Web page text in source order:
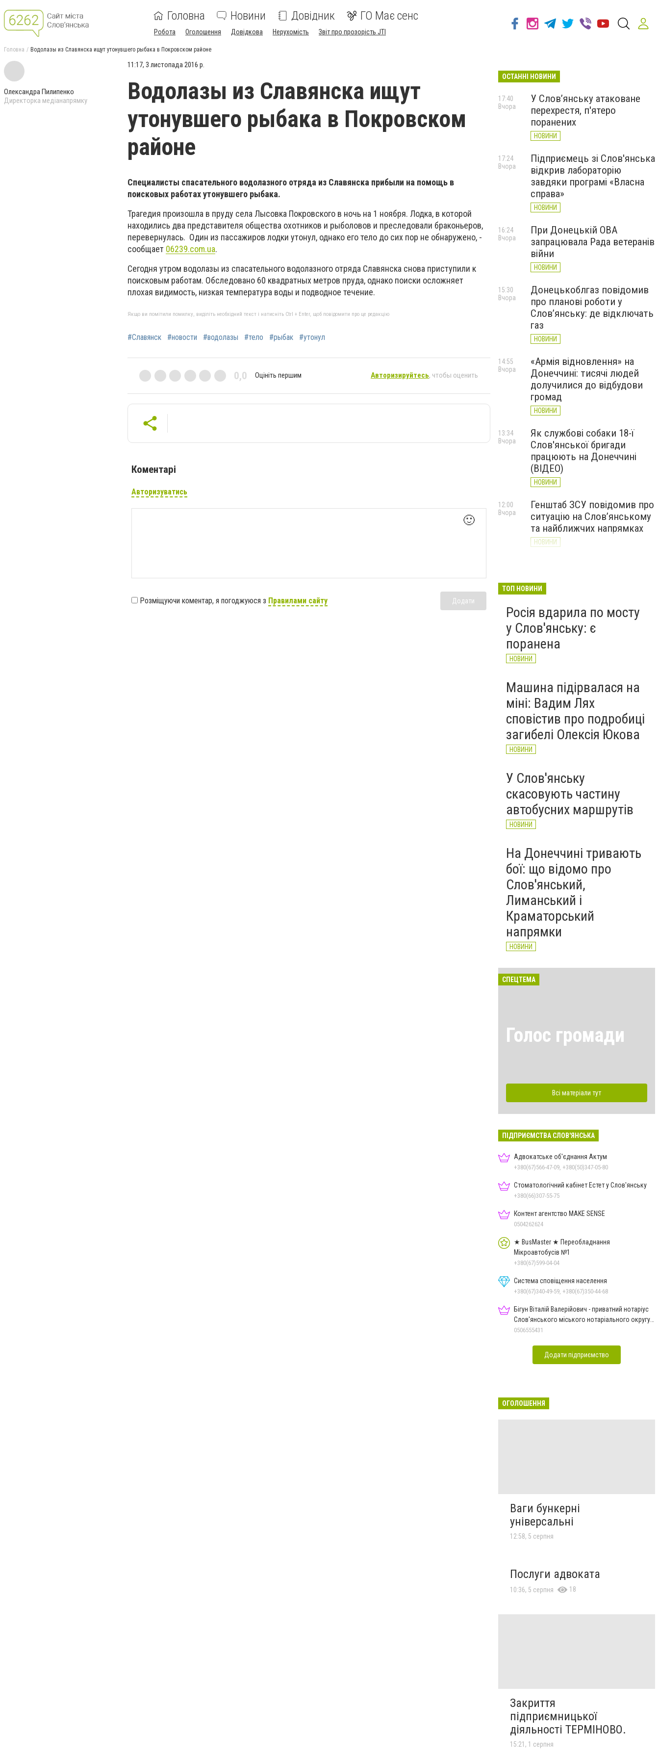
Головна Новини Довідник ГО Має сенс
Робота Оголошення Довідкова Нерухомість Звіт про прозорість JTI
Головна Водолазы из Славянска ищут утонувшего рыбака в Покровском районе
Олександра Пилипенко
Директорка медіанапрямку
11:17, 3 листопада 2016 р.
Водолазы из Славянска ищут
утонувшего рыбака в Покровском
районе
Специалисты спасательного водолазного отряда из Славянска прибыли на помощь в
поисковых работах утонувшего рыбака.
Трагедия произошла в пруду села Лысовка Покровского в ночь на 1 ноября. Лодка, в которой
находились два представителя общества охотников и рыболовов и преследовали браконьеров,
перевернулась. Один из пассажиров лодки утонул, однако его тело до сих пор не обнаружено, -
сообщает 06239.com.ua.
Сегодня утром водолазы из спасательного водолазного отряда Славянска снова приступили к
поисковым работам. Обследовано 60 квадратных метров пруда, однако поиски осложняет
плохая видимость, низкая температура воды и подводное течение.
Якщо ви помітили помилку, виділіть необхідний текст і натисніть Ctrl + Enter, щоб повідомити про це редакцію
#Славянск #новости #водолазы #тело #рыбак #утонул
0,0 Оцініть першим Авторизируйтесь, чтобы оценить
Коментарі
Авторизуватись
🙂
Розміщуючи коментар, я погоджуюся з Правилами сайту Додати
ОСТАННІ НОВИНИ
У Слов’янську атаковане
перехрестя, п'ятеро
поранених
НОВИНИ
17:40
Вчора
Підприємець зі Слов'янська
відкрив лабораторію
завдяки програмі «Власна
справа»
НОВИНИ
17:24
Вчора
При Донецькій ОВА
запрацювала Рада ветеранів
війни
НОВИНИ
16:24
Вчора
Донецькоблгаз повідомив
про планові роботи у
Слов’янську: де відключать
газ
НОВИНИ
15:30
Вчора
«Армія відновлення» на
Донеччині: тисячі людей
долучилися до відбудови
громад
НОВИНИ
14:55
Вчора
Як службові собаки 18-ї
Слов'янської бригади
працюють на Донеччині
(ВІДЕО)
НОВИНИ
13:34
Вчора
Генштаб ЗСУ повідомив про
ситуацію на Слов’янському
та найближчих напрямках
НОВИНИ
12:00
Вчора
великої війни: 7 серпня
ТОП НОВИНИ
Росія вдарила по мосту
у Слов'янську: є
поранена
НОВИНИ
Машина підірвалася на
міні: Вадим Лях
сповістив про подробиці
загибелі Олексія Юкова
НОВИНИ
У Слов'янську
скасовують частину
автобусних маршрутів
НОВИНИ
На Донеччині тривають
бої: що відомо про
Слов'янський,
Лиманський і
Краматорський
напрямки
НОВИНИ
СПЕЦТЕМА
Голос громади
Всі матеріали тут
ПІДПРИЄМСТВА СЛОВ'ЯНСЬКА
Адвокатське об'єднання Актум
+380(67)566-47-09, +380(50)347-05-80
Стоматологічний кабінет Естет у Слов'янську
+380(66)307-55-75
Контент агентство MAKE SENSE
0504262624
★ BusMaster ★ Переобладнання
Мікроавтобусів №1
+380(67)599-04-04
Система сповіщення населення
+380(67)340-49-59, +380(67)350-44-68
Бігун Віталій Валерійович - приватний нотаріус
Слов'янського міського нотаріального округу
Дон.обл.
0506555431
Додати підприємство
ОГОЛОШЕННЯ
Ваги бункерні
універсальні
12:58, 5 серпня
Послуги адвоката
10:36, 5 серпня 18
Закриття
підприємницької
діяльності ТЕРМІНОВО.
15:21, 1 серпня